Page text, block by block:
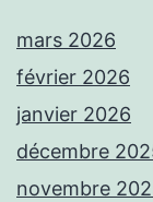
mars 2026
février 2026
janvier 2026
décembre
novembre